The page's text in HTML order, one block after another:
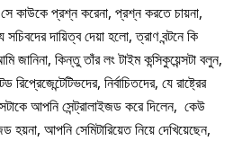
কাউকে প্রশ্ন করেনা, প্রশ্ন করতে চায়না,
দায়িত্ব দেয়া হলো, ত্রাণ বন্টনে কি
কিন্তু তাঁর লং টাইম কন্সিকুয়েন্সটা বলুন,
নির্বাচিতদের, যে রাষ্ট্রের
আপনি সেন্ট্রালাইজড করে দিলেন, কেউ
হয়না, আপনি সেমিটারিয়েত নিয়ে দেখিয়েছেন,